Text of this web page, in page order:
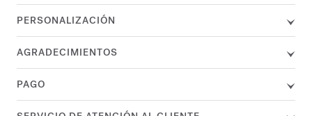
PERSONALIZACIÓN
AGRADECIMIENTOS
PAGO